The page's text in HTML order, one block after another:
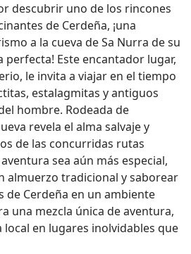
descubrir uno de los rincones
de Cerdeña, ¡una
a la cueva de Sa Nurra de su
perfecta! Este encantador lugar,
le invita a viajar en el tiempo
estalagmitas y antiguos
hombre. Rodeada de
revela el alma salvaje y
de las concurridas rutas
sea aún más especial,
almuerzo tradicional y saborear
de Cerdeña en un ambiente
una mezcla única de aventura,
en lugares inolvidables que